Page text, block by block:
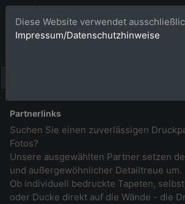
Partnerlinks
Suchen Sie einen zuverlässigen
Fotos?
Unsere ausgewählten Partner setzen
und außergewöhnlicher Detailtreue um.
Ob individuell bedruckte Tapeten,
oder Ducke direkt auf die Wände - die
Diese Website verwendet
Impressum/Datenschutzhinweise